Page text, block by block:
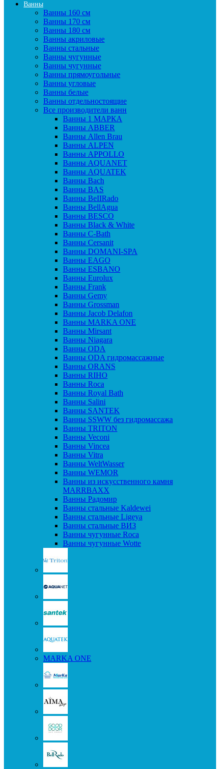
Ванны
Ванны 160 см
Ванны 170 см
Ванны 180 см
Ванны акриловые
Ванны стальные
Ванны чугунные
Ванны чугунные
Ванны прямоугольные
Ванны угловые
Ванны белые
Ванны отдельностоящие
Все производители ванн
Ванны 1 МАРКА
Ванны ABBER
Ванны Allen Brau
Ванны ALPEN
Ванны APPOLLO
Ванны AQUANET
Ванны AQUATEK
Ванны Bach
Ванны BAS
Ванны BeIIRado
Ванны BellAgua
Ванны BESCO
Ванны Black & White
Ванны C-Bath
Ванны Cersanit
Ванны DOMANI-SPA
Ванны EAGO
Ванны ESBANO
Ванны Eurolux
Ванны Frank
Ванны Gemy
Ванны Grossman
Ванны Jacob Delafon
Ванны MARKA ONE
Ванны Mirsant
Ванны Niagara
Ванны ODA
Ванны ODA гидромассажные
Ванны ORANS
Ванны RIHO
Ванны Roca
Ванны Royal Bath
Ванны Salini
Ванны SANTEK
Ванны SSWW без гидромассажа
Ванны TRITON
Ванны Veconi
Ванны Vincea
Ванны Vitra
Ванны WeltWasser
Ванны WEMOR
Ванны из искусственного камня
MARRBAXX
Ванны Радомир
Ванны стальные Kaldewei
Ванны стальные Ligeya
Ванны стальные ВИЗ
Ванны чугунные Roca
Ванны чугунные Wotte
MARKA ONE